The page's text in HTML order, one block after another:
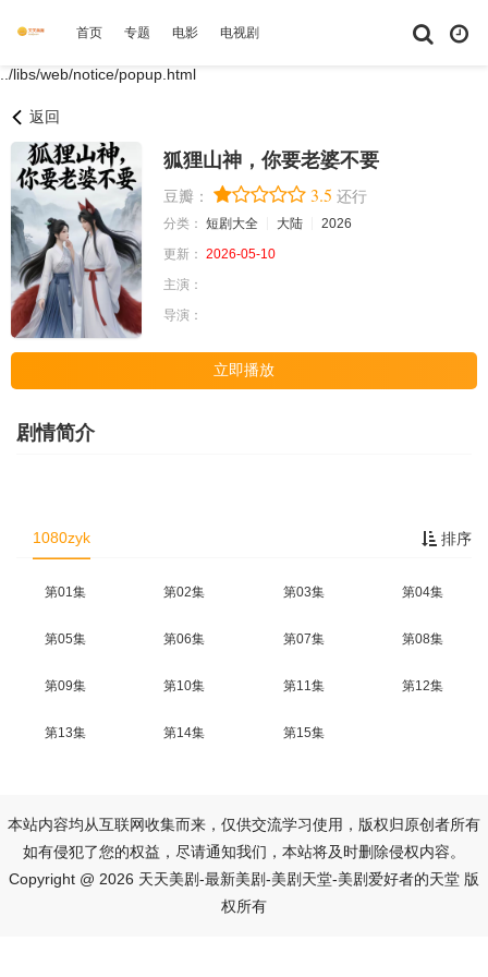
首页 专题 电影 电视剧 短剧大全 体育
../libs/web/notice/popup.html
返回
狐狸山神，你要老婆不要
豆瓣： 3.5 还行
分类： 短剧大全 大陆
2026
更新： 2026-05-10
主演：
导演：
立即播放
剧情简介
排序
1080zyk
第01集 第02集 第03集 第04集
第05集 第06集 第07集 第08集
第09集 第10集 第11集 第12集
第13集 第14集 第15集
本站内容均从互联网收集而来，仅供交流学习使用，版权归原创者所有
如有侵犯了您的权益，尽请通知我们，本站将及时删除侵权内容。
Copyright @ 2026 天天美剧-最新美剧-美剧天堂-美剧爱好者的天堂 版
权所有